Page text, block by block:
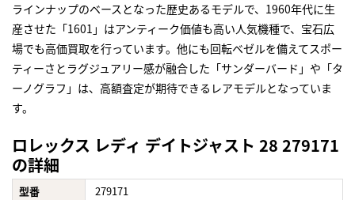
ラインナップのベースとなった歴史あるモデルで、1960年代に生
産させた「1601」はアンティーク価値も高い人気機種で、宝石広
場でも高価買取を行っています。他にも回転ベゼルを備えてスポー
ティーさとラグジュアリー感が融合した「サンダーバード」や「タ
ーノグラフ」は、高額査定が期待できるレアモデルとなっていま
す。
ロレックス レディ デイトジャスト 28 279171
の詳細
型番
279171